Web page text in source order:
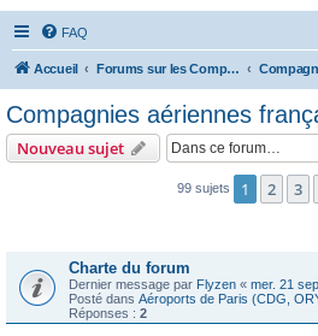
FAQ
Accueil Forums sur les Compagnies Aériennes
Compagnies aériennes
Nouveau sujet
99 sujets 1 2 3
Charte du forum
Dernier message par Flyzen « mer. 21
Posté dans Aéroports de Paris (CDG,
Réponses : 2